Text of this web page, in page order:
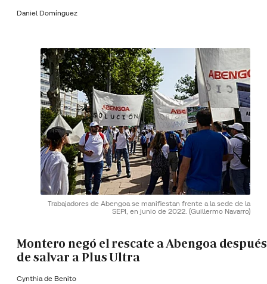
Daniel Domínguez
Trabajadores de Abengoa se manifiestan frente a la sede de la
SEPI, en junio de 2022. (Guillermo Navarro)
Montero negó el rescate a Abengoa después
de salvar a Plus Ultra
Cynthia de Benito